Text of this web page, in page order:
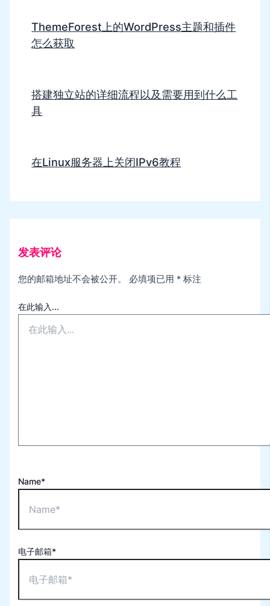
ThemeForest上的WordPress主题和插件
怎么获取
搭建独立站的详细流程以及需要用到什么工
具
在Linux服务器上关闭IPv6教程
发表评论
您的邮箱地址不会被公开。 必填项已用 * 标注
在此输入...
Name*
电子邮箱*